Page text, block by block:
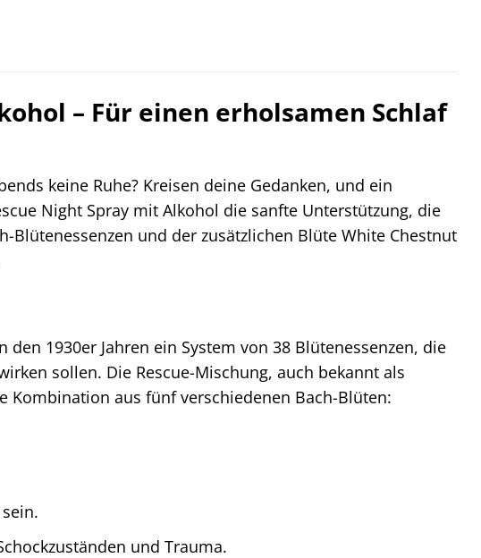
– Für einen erholsamen Schlaf
keine Ruhe? Kreisen deine Gedanken, und ein
Night Spray mit Alkohol die sanfte Unterstützung, die
und der zusätzlichen Blüte White Chestnut
1930er Jahren ein System von 38 Blütenessenzen, die
sollen. Die Rescue-Mischung, auch bekannt als
Kombination aus fünf verschiedenen Bach-Blüten:
und Trauma.